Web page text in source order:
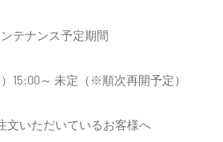
テナンス予定期間
15:00～ 未定（※順次再開予定）
文いただいているお客様へ